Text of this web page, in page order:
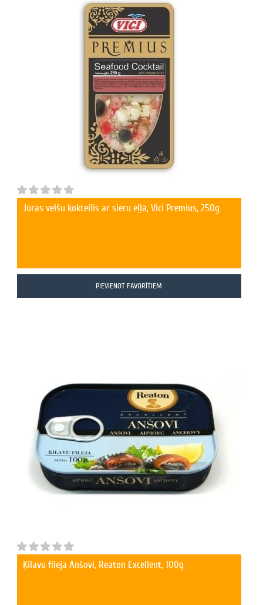
Jūras velšu kokteilis ar sieru eļļā, Vici Premius, 250g
PIEVIENOT FAVORĪTIEM
Ķilavu fileja Anšovi, Reaton Excellent, 100g